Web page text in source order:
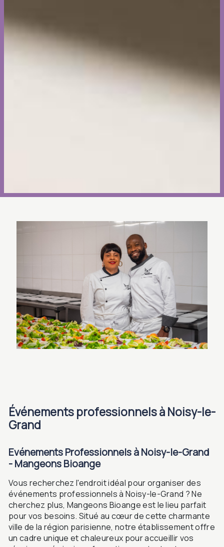
événements professionnels à Noisy-le-
Grand
Evénements Professionnels à Noisy-le-Grand
- Mangeons Bioange
Vous recherchez l'endroit idéal pour organiser des
événements professionnels à Noisy-le-Grand ? Ne
cherchez plus, Mangeons Bioange est le lieu parfait
pour vos besoins. Situé au cœur de cette charmante
ville de la région parisienne, notre établissement offre
un cadre unique et chaleureux pour accueillir vos